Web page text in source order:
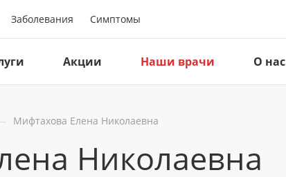
Заболевания Симптомы
Акции Наши врачи О нас
Мифтахова Елена Николаевна
Николаевна